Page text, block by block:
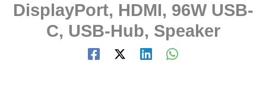
DisplayPort, HDMI, 96W USB-
C, USB-Hub, Speaker